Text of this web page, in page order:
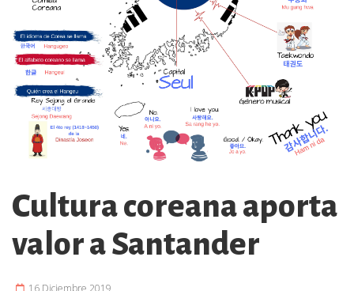
Cultura coreana aporta
valor a Santander
16 Diciembre 2019